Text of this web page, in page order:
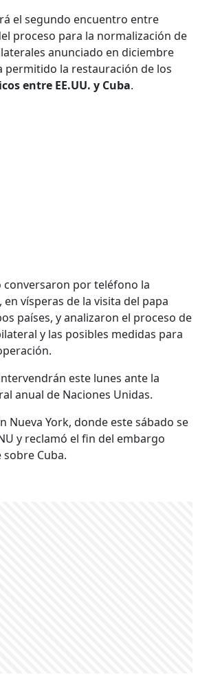
el segundo encuentro entre
proceso para la normalización de
anunciado en diciembre
permitido la restauración de los
entre EE.UU. y Cuba.
conversaron por teléfono la
en vísperas de la visita del papa
países, y analizaron el proceso de
y las posibles medidas para
este lunes ante la
anual de Naciones Unidas.
Nueva York, donde este sábado se
y reclamó el fin del embargo
Cuba.